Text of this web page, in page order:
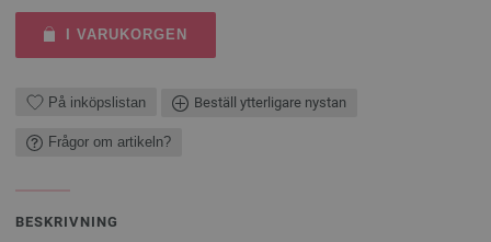
I VARUKORGEN
På inköpslistan Beställ ytterligare nystan
Frågor om artikeln?
BESKRIVNING